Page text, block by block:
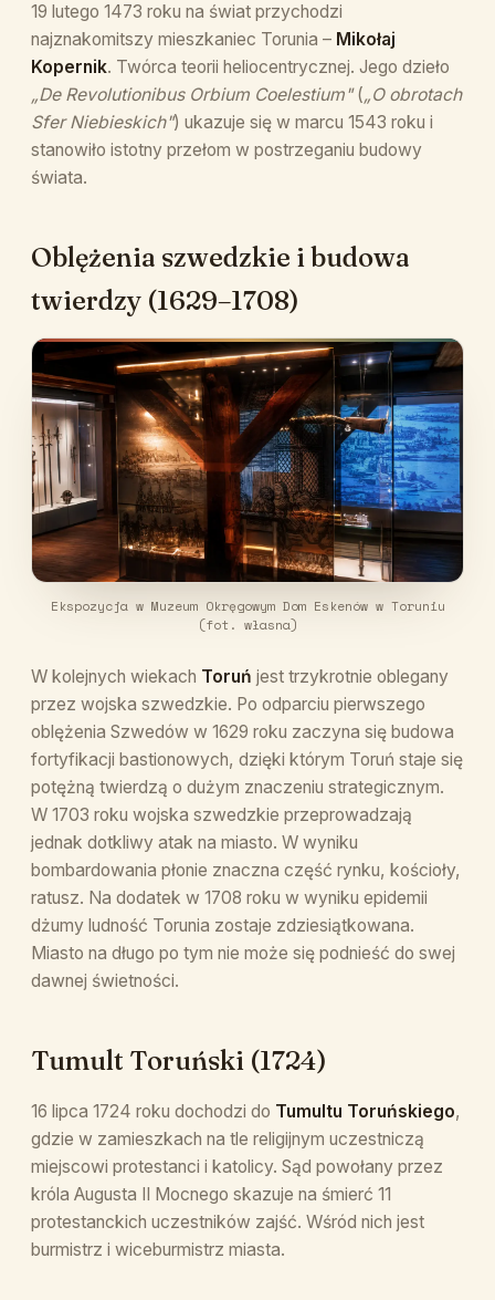
19 lutego 1473 roku na świat przychodzi
najznakomitszy mieszkaniec Torunia – Mikołaj
Kopernik. Twórca teorii heliocentrycznej. Jego dzieło
„De Revolutionibus Orbium Coelestium"(„O obrotach
Sfer Niebieskich") ukazuje się w marcu 1543 roku i
stanowiło istotny przełom w postrzeganiu budowy
świata.
Oblężenia szwedzkie i budowa
twierdzy (1629–1708)
Ekspozycja w Muzeum Okręgowym Dom Eskenów w Toruniu
(fot. własna)
W kolejnych wiekach Toruń jest trzykrotnie oblegany
przez wojska szwedzkie. Po odparciu pierwszego
oblężenia Szwedów w 1629 roku zaczyna się budowa
fortyfikacji bastionowych, dzięki którym Toruń staje się
potężną twierdzą o dużym znaczeniu strategicznym.
W 1703 roku wojska szwedzkie przeprowadzają
jednak dotkliwy atak na miasto. W wyniku
bombardowania płonie znaczna część rynku, kościoły,
ratusz. Na dodatek w 1708 roku w wyniku epidemii
dżumy ludność Torunia zostaje zdziesiątkowana.
Miasto na długo po tym nie może się podnieść do swej
dawnej świetności.
Tumult Toruński (1724)
16 lipca 1724 roku dochodzi do Tumultu Toruńskiego,
gdzie w zamieszkach na tle religijnym uczestniczą
miejscowi protestanci i katolicy. Sąd powołany przez
króla Augusta II Mocnego skazuje na śmierć 11
protestanckich uczestników zajść. Wśród nich jest
burmistrz i wiceburmistrz miasta.